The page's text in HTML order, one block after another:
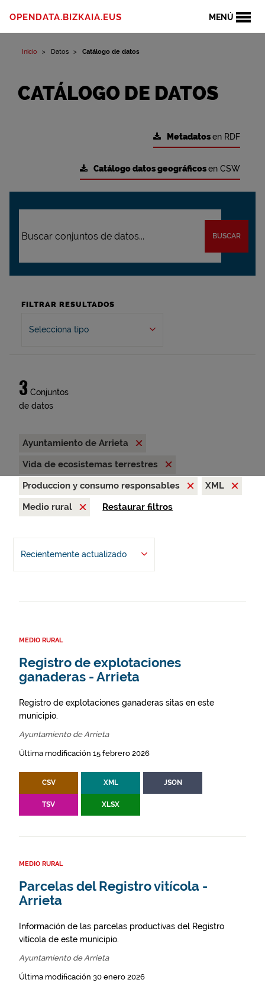
MENÚ
OPENDATA.BIZKAIA.EUS
Inicio Datos Catálogo de datos
CATÁLOGO DE DATOS
Metadatosen RDF
Catálogo datos geográficosen CSW
BUSCAR
FILTRAR RESULTADOS
Selecciona tipo
3 Conjuntos
de datos
Ayuntamiento de Arrieta
Vida de ecosistemas terrestres
Produccion y consumo responsables
XML
Medio rural
Restaurar filtros
Recientemente actualizado
MEDIO RURAL
Registro de explotaciones
ganaderas - Arrieta
Registro de explotaciones ganaderas sitas en este
municipio.
Ayuntamiento de Arrieta
Última modificación 15 febrero 2026
CSV XML JSON
TSV XLSX
MEDIO RURAL
Parcelas del Registro vitícola -
Arrieta
Información de las parcelas productivas del Registro
vitícola de este municipio.
Ayuntamiento de Arrieta
Última modificación 30 enero 2026